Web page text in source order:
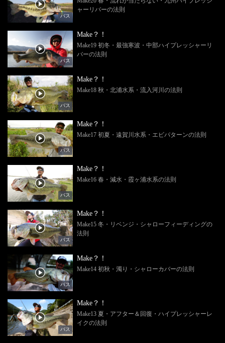
バス
ャーリバーの法則
バス
Make？！
Make19 初冬・最強寒波・中部ハイプレッシャーリ
バーの法則
バス
Make？！
Make18 秋・北浦水系・流入河川の法則
バス
Make？！
Make17 初夏・遠賀川水系・エビパターンの法則
バス
Make？！
Make16 春・減水・霞ヶ浦水系の法則
バス
Make？！
Make15 冬・リベンジ・シャローフィーディングの
法則
バス
Make？！
Make14 初秋・濁り・シャローカバーの法則
バス
Make？！
Make13 夏・アフター＆回復・ハイプレッシャーレ
イクの法則